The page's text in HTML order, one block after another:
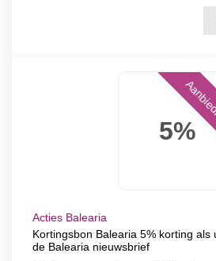
5%
Acties Balearia
Kortingsbon Balearia 5% korting als
de Balearia nieuwsbrief